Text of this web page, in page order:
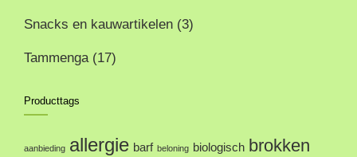
Snacks en kauwartikelen (3)
Tammenga (17)
Producttags
aanbieding allergie barf beloning biologisch brokken